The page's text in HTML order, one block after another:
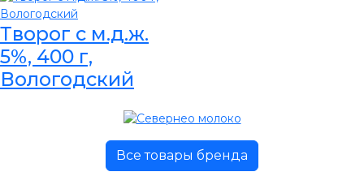
Творог с м.д.ж.
5%, 400 г,
Вологодский
Все товары бренда